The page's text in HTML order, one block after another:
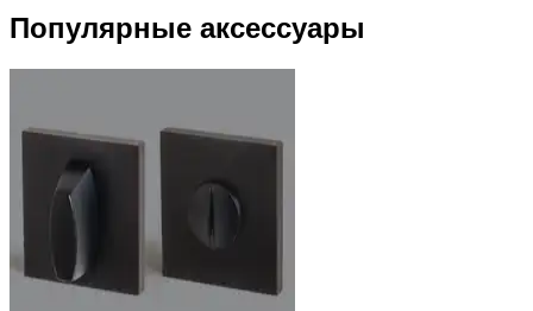
Популярные аксессуары